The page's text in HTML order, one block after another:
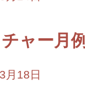
ャー月
月18日